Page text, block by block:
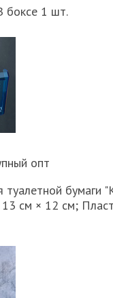
боксе 1 шт.
опт
бумаги
см × 12 см;